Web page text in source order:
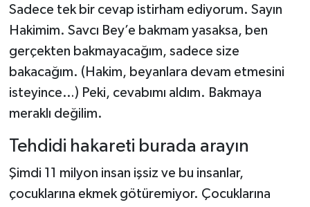
Sadece tek bir cevap istirham ediyorum. Sayın
Hakimim. Savcı Bey’e bakmam yasaksa, ben
gerçekten bakmayacağım, sadece size
bakacağım. (Hakim, beyanlara devam etmesini
isteyince…) Peki, cevabımı aldım. Bakmaya
meraklı değilim.
Tehdidi hakareti burada arayın
Şimdi 11 milyon insan işsiz ve bu insanlar,
çocuklarına ekmek götüremiyor. Çocuklarına